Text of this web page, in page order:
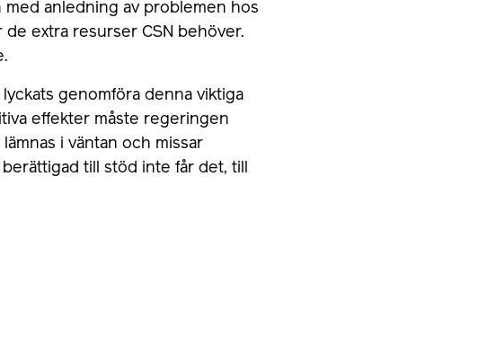
anledning av problemen hos
de extra resurser CSN behöver.
genomföra denna viktiga
effekter måste regeringen
i väntan och missar
till stöd inte får det, till